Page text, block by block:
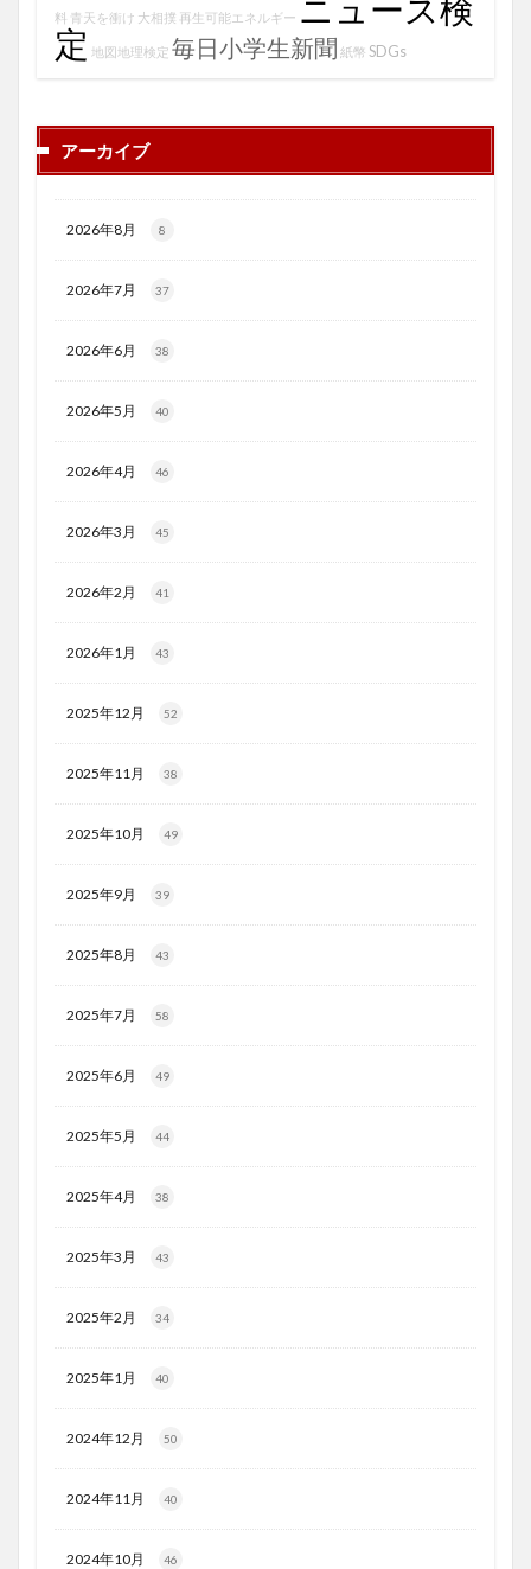
料 青天を衝け 大相撲 再生可能エネルギー ニュース検
定 地図地理検定 毎日小学生新聞 紙幣 SDGs
アーカイブ
2026年8月 8
2026年7月 37
2026年6月 38
2026年5月 40
2026年4月 46
2026年3月 45
2026年2月 41
2026年1月 43
2025年12月 52
2025年11月 38
2025年10月 49
2025年9月 39
2025年8月 43
2025年7月 58
2025年6月 49
2025年5月 44
2025年4月 38
2025年3月 43
2025年2月 34
2025年1月 40
2024年12月 50
2024年11月 40
2024年10月 46